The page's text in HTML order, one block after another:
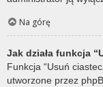
Na górę
Jak działa funkcja
Funkcja “Usuń
utworzone przez